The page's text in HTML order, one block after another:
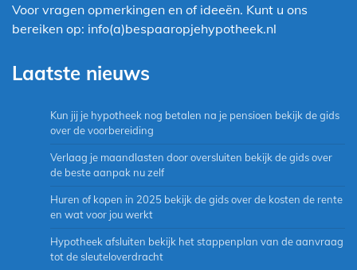
Voor vragen opmerkingen en of ideeën. Kunt u ons
bereiken op: info(a)bespaaropjehypotheek.nl
Laatste nieuws
Kun jij je hypotheek nog betalen na je pensioen bekijk de gids
over de voorbereiding
Verlaag je maandlasten door oversluiten bekijk de gids over
de beste aanpak nu zelf
Huren of kopen in 2025 bekijk de gids over de kosten de rente
en wat voor jou werkt
Hypotheek afsluiten bekijk het stappenplan van de aanvraag
tot de sleuteloverdracht